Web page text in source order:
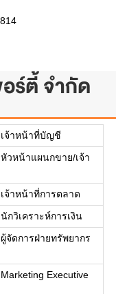
ร์ตี้ จำกัด
เจ้าหน้าที่บัญชี
หัวหน้าแผนกขาย/เจ้า
เจ้าหน้าที่การตลาด
นักวิเคราะห์การเงิน
ผู้จัดการฝ่ายทรัพยากร
Marketing Executive